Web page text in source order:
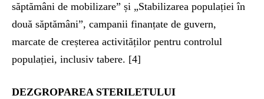
săptămâni de mobilizare” și „Stabilizarea populației în
două săptămâni”, campanii finanțate de guvern,
marcate de creșterea activităților pentru controlul
populației, inclusiv tabere. [4]
DEZGROPAREA STERILETULUI